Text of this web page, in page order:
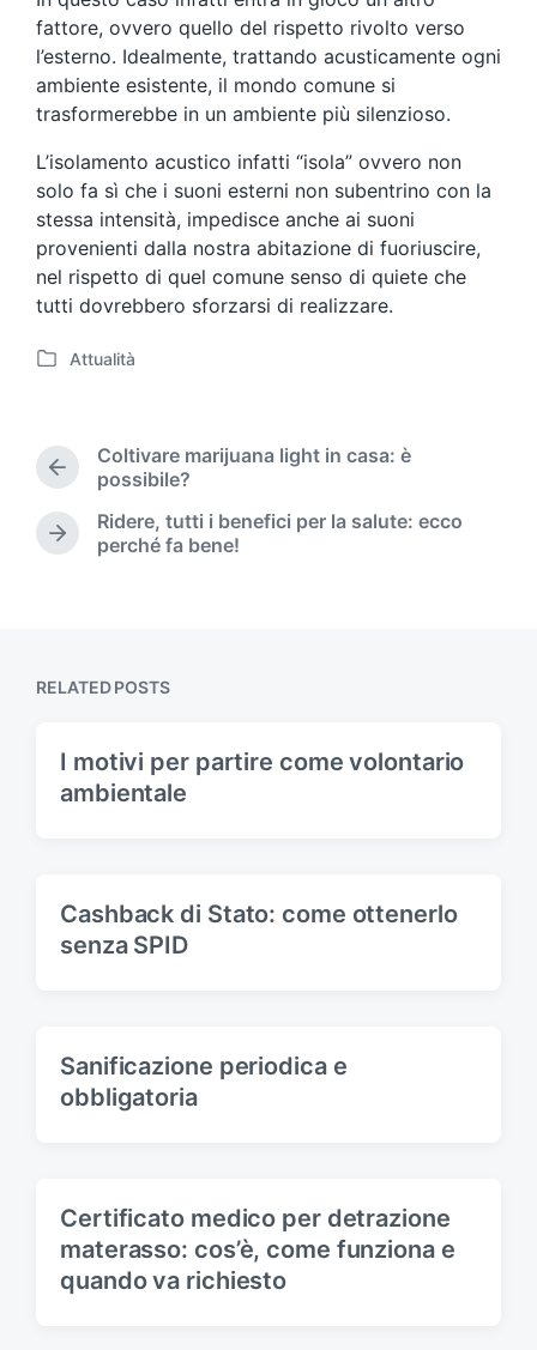
fattore, ovvero quello del rispetto rivolto verso
l’esterno. Idealmente, trattando acusticamente ogni
ambiente esistente, il mondo comune si
trasformerebbe in un ambiente più silenzioso.
L’isolamento acustico infatti “isola” ovvero non
solo fa sì che i suoni esterni non subentrino con la
stessa intensità, impedisce anche ai suoni
provenienti dalla nostra abitazione di fuoriuscire,
nel rispetto di quel comune senso di quiete che
tutti dovrebbero sforzarsi di realizzare.
P
e
n
Attualità
P
e
v
o
:
Coltivare marijuana light in casa: è
possibile?
N
s
Ridere, tutti i benefici per la salute: ecco
perché fa bene!
RELATED POSTS
I motivi per partire come volontario
ambientale
Cashback di Stato: come ottenerlo
senza SPID
Sanificazione periodica e
obbligatoria
Certificato medico per detrazione
materasso: cos’è, come funziona e
quando va richiesto